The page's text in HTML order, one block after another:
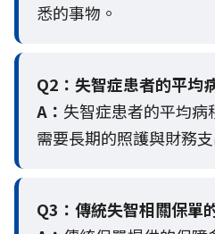
悉的事物。
Q2： 失智症患者的平均
A： 失智症患者的平均
需要長期的照護與財務支
Q3： 傳統失智相關保單